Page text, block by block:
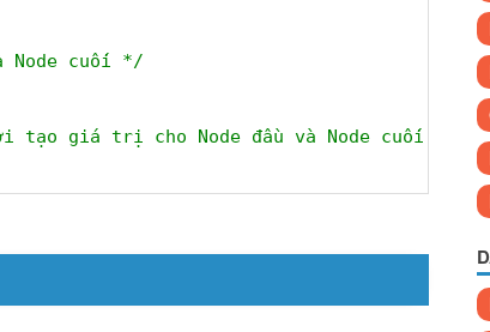
Node cuối */
tạo giá trị cho Node đầu và Node cuối là